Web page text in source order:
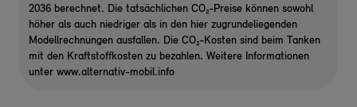
2036 berechnet. Die tatsächlichen CO₂-Preise können sowohl
höher als auch niedriger als in den hier zugrundeliegenden
Modellrechnungen ausfallen. Die CO₂-Kosten sind beim Tanken
mit den Kraftstoffkosten zu bezahlen. Weitere Informationen
unter www.alternativ-mobil.info